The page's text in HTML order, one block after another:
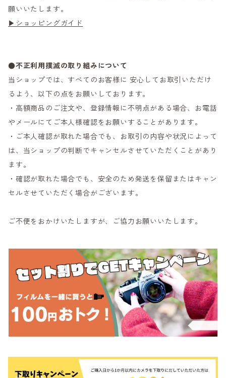
願いいたします。
▶ショッピングガイド
●不正利用撲滅の取り組みについて
当ショップでは、すべてのお客様に 安心してお取引いただけ
るよう、以下の点をお願いしております。
・高額商品のご注文や、登録情報に不明点がある場合、お電話
やメールにてご本人様確認をお願いすることがあります。
・ご本人確認が取れた場合でも、お取引の内容や状況によって
は、当ショップの判断でキャンセルさせていただくことがあり
ます。
・確認が取れた場合でも、安全のため発送を保留またはキャン
セルさせていただく場合がございます。
ご不便をおかけいたしますが、ご協力お願いいたします。